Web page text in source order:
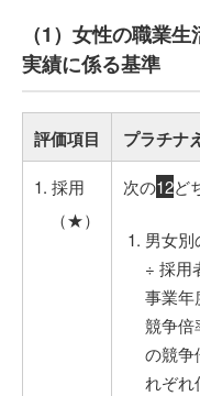
（1）女性の職業
実績に係る基準
評価項目 プラチナ
1. 採用
（★）
次の12ど
男女
÷ 採用
事業年
競争倍
の競争
れぞれ